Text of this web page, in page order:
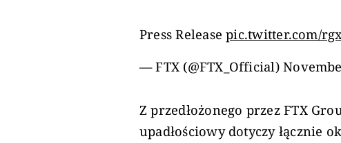
Press Releasepic.twitter.com/
— FTX (@FTX_Official)
Z przedłożonego przez FTX
upadłościowy dotyczy łącznie